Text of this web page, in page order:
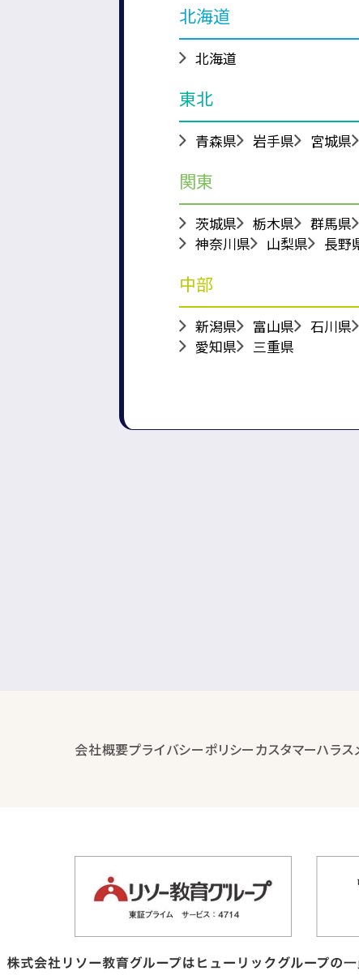
北海道
北海道
東北
青森県 岩手県 宮城県
関東
茨城県 栃木県 群馬県
神奈川県
山梨県 長野
中部
新潟県 富山県 石川県
愛知県
三重県
会社概要プライバシーポリシーカスタマーハラ